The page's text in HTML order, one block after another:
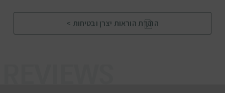
הורדת הוראות יצרן ובטיחות >